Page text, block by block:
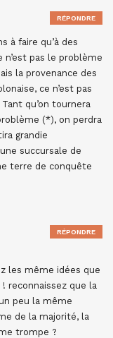
à faire qu’à des
pas le problème
la provenance des
ce n’est pas
qu’on tournera
(*), on perdra
grandie
succursale de
terre de conquête
RÉPONDRE
les même idées que
reconnaissez que la
peu la même
de la majorité, la
trompe ?
RÉPONDRE